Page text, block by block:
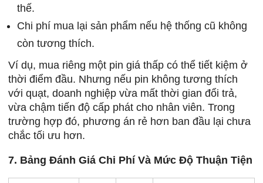
thế.
Chi phí mua lại sản phẩm nếu hệ thống cũ không
còn tương thích.
Ví dụ, mua riêng một pin giá thấp có thể tiết kiệm ở
thời điểm đầu. Nhưng nếu pin không tương thích
với quạt, doanh nghiệp vừa mất thời gian đổi trả,
vừa chậm tiến độ cấp phát cho nhân viên. Trong
trường hợp đó, phương án rẻ hơn ban đầu lại chưa
chắc tối ưu hơn.
7. Bảng Đánh Giá Chi Phí Và Mức Độ Thuận Tiện